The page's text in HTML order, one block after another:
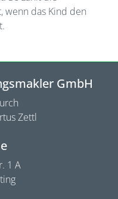
wenn das Kind den
GmbH
Zettl
1 A